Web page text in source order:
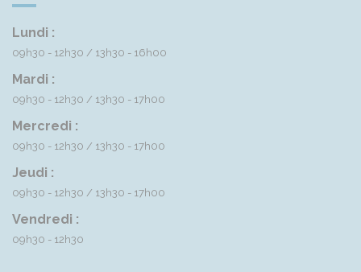
Lundi :
09h30 - 12h30 13h30 - 16h00
Mardi :
09h30 - 12h30 13h30 - 17h00
Mercredi :
09h30 - 12h30 13h30 - 17h00
Jeudi :
09h30 - 12h30 13h30 - 17h00
Vendredi :
09h30 - 12h30